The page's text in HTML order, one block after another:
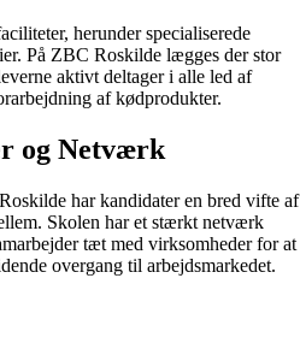
herunder specialiserede
På ZBC Roskilde lægges der stor
aktivt deltager i alle led af
af kødprodukter.
og Netværk
har kandidater en bred vifte af
Skolen har et stærkt netværk
tæt med virksomheder for at
overgang til arbejdsmarkedet.